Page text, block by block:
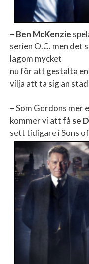
– Ben McKenzie
serien O.C. men det
lagom mycket
nu för att gestalta en
vilja att ta sig an
– Som Gordons mer
kommer vi att få se
sett tidigare i Sons